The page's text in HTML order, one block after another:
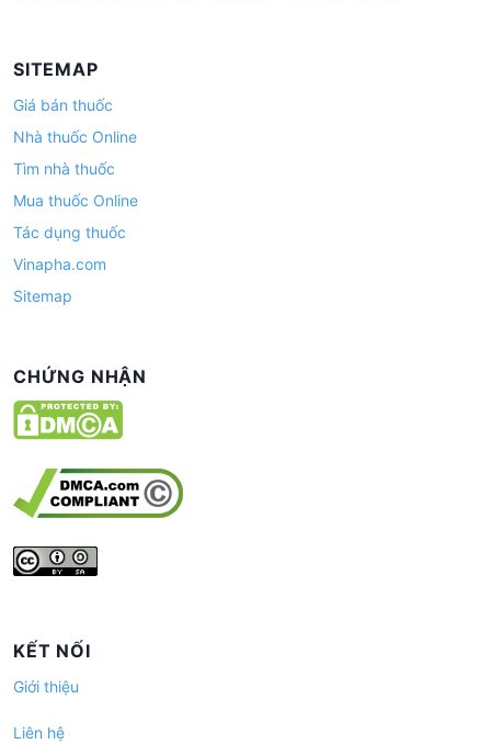
SITEMAP
Giá bán thuốc
Nhà thuốc Online
Tìm nhà thuốc
Mua thuốc Online
Tác dụng thuốc
Vinapha.com
Sitemap
CHỨNG NHẬN
KẾT NỐI
Giới thiệu
Liên hệ